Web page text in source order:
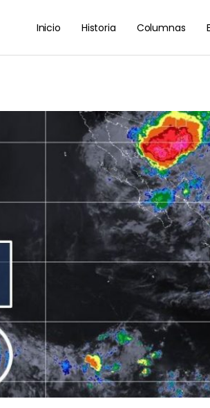
Inicio Historia Columnas